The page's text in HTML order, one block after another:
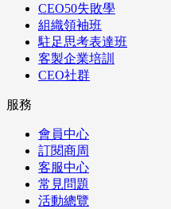
CEO50失敗學
組織領袖班
駐足思考表達班
客製企業培訓
CEO社群
服務
會員中心
訂閱商周
客服中心
常見問題
活動總覽